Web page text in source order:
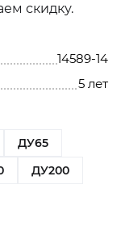
скидку.
14589-14
5 лет
ДУ65
ДУ200